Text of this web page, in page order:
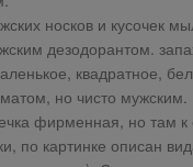
носков и кусочек
дезодорантом.
квадратное,
но чисто мужским.
фирменная, но там
по картинке описан